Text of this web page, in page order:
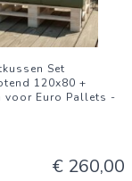
Set
120x80 +
voor Euro Pallets -
€ 260,00